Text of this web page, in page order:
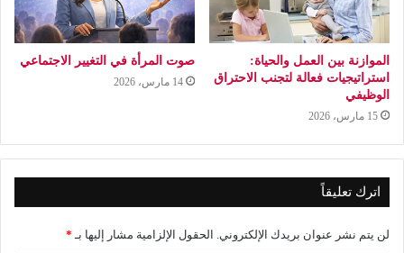
الموازنة بين العمل والحياة:
استراتيجيات فعالة لتجنب الاحتراق
الوظيفي
15 مارس، 2026
صوت المرأة في التغيير الاجتماعي
14 مارس، 2026
اترك تعليقاً
لن يتم نشر عنوان بريدك الإلكتروني. الحقول الإلزامية مشار إليها بـ *